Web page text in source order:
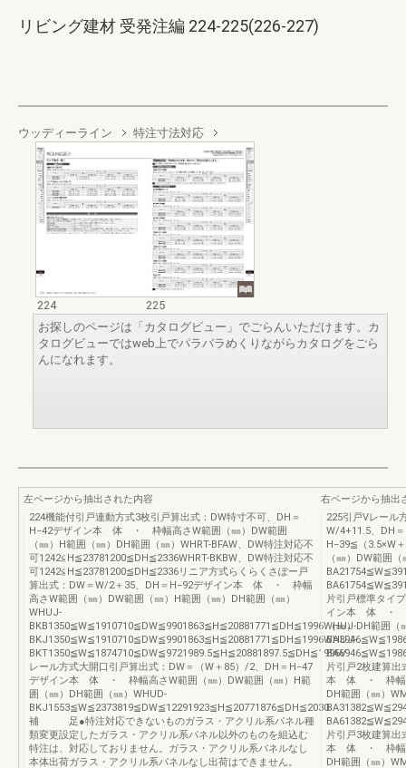
リビング建材 受発注編 224-225(226-227)
ウッディーライン 特注寸法対応
224
225
お探しのページは「カタログビュー」でごらんいただけます。カ
タログビューではweb上でパラパラめくりながらカタログをごら
んになれます。
左ページから抽出された内容
224機能付引戸連動方式3枚引戸算出式：DW特寸不可、DH＝
H−42デザイン本 体 ・ 枠幅高さW範囲（㎜）DW範囲
（㎜）H範囲（㎜）DH範囲（㎜）WHRT-BFAW、DW特注対応不
可1242≦H≦23781200≦DH≦2336WHRT-BKBW、DW特注対応不
可1242≦H≦23781200≦DH≦2336リニア方式らくらくさぽー戸
算出式：DW＝W/2＋35、DH＝H−92デザイン本 体 ・ 枠幅
高さW範囲（㎜）DW範囲（㎜）H範囲（㎜）DH範囲（㎜）
WHUJ-
BKB1350≦W≦1910710≦DW≦9901863≦H≦20881771≦DH≦1996WHUJ-
BKJ1350≦W≦1910710≦DW≦9901863≦H≦20881771≦DH≦1996WHUJ-
BKT1350≦W≦1874710≦DW≦9721989.5≦H≦20881897.5≦DH≦1996V
レール方式大開口引戸算出式：DW＝（W＋85）/2、DH＝H−47
デザイン本 体 ・ 枠幅高さW範囲（㎜）DW範囲（㎜）H範
囲（㎜）DH範囲（㎜）WHUD-
BKJ1553≦W≦2373819≦DW≦12291923≦H≦20771876≦DH≦2030
補 足●特注対応できないものガラス・アクリル系パネル種
類変更設定したガラス・アクリル系パネル以外のものを組込む
特注は、対応しておりません。ガラス・アクリル系パネルなし
本体出荷ガラス・アクリル系パネルなし出荷はできません。
右ページから抽出
225引戸Vレール
W/4+11.5、DH
H−39≦（3.5×W
（㎜）DW範囲
片引戸標準タイ
イン本 体 ・ 枠
（㎜）DH範囲（
片引戸2枚建算
本 体 ・ 枠幅高
DH範囲（㎜）
片引戸3枚建算
本 体 ・ 枠幅高
DH範囲（㎜）